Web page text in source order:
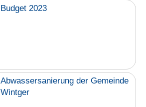
Budget 2023
Abwassersanierung der Gemeinde
Wintger